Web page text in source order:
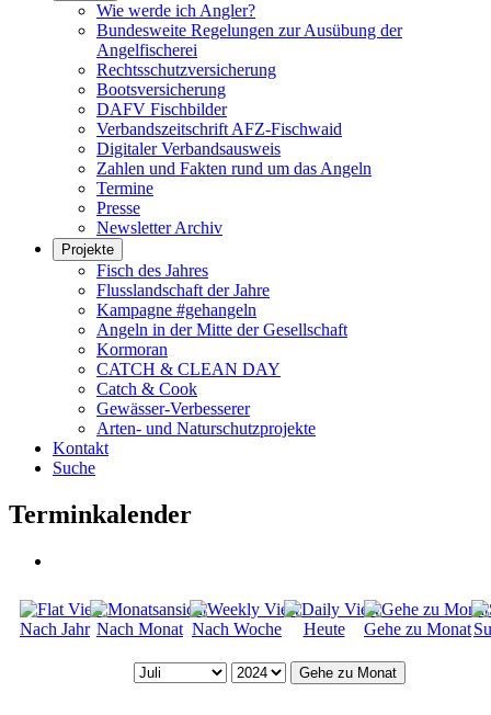
Wie werde ich Angler?
Bundesweite Regelungen zur Ausübung der
Angelfischerei
Rechtsschutzversicherung
Bootsversicherung
DAFV Fischbilder
Verbandszeitschrift AFZ-Fischwaid
Digitaler Verbandsausweis
Zahlen und Fakten rund um das Angeln
Termine
Presse
Newsletter Archiv
Projekte
Fisch des Jahres
Flusslandschaft der Jahre
Kampagne #gehangeln
Angeln in der Mitte der Gesellschaft
Kormoran
CATCH & CLEAN DAY
Catch & Cook
Gewässer-Verbesserer
Arten- und Naturschutzprojekte
Kontakt
Suche
Terminkalender
Nach Jahr Nach Monat Nach Woche Heute Gehe zu Monat
Gehe zu Monat